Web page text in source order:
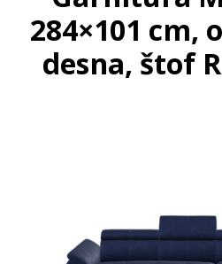
284×101 cm,
desna, štof